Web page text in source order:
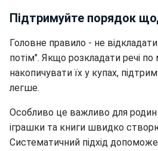
Підтримуйте порядок
Головне правило - не
потім". Якщо розкладати речі по
накопичувати їх у купах,
легше.
Особливо це важливо для родин
іграшки та книги швидко
Систематичний підхід